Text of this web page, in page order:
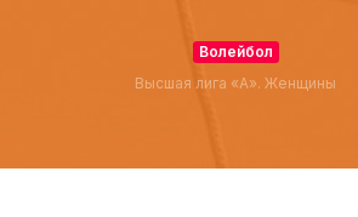
Волейбол
Высшая лига «А». Женщины